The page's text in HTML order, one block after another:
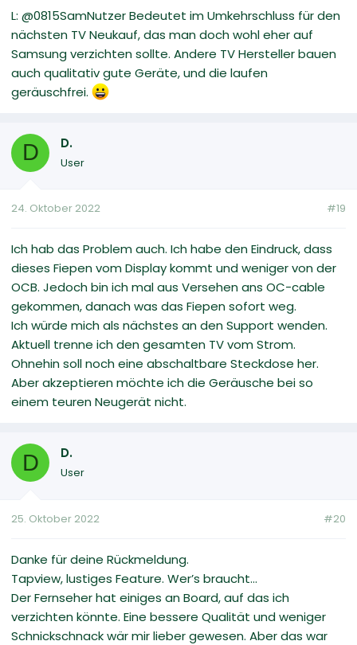
L: @0815SamNutzer Bedeutet im Umkehrschluss für den
nächsten TV Neukauf, das man doch wohl eher auf
Samsung verzichten sollte. Andere TV Hersteller bauen
auch qualitativ gute Geräte, und die laufen
geräuschfrei.
D D.
User
24. Oktober 2022 #19
Ich hab das Problem auch. Ich habe den Eindruck, dass
dieses Fiepen vom Display kommt und weniger von der
OCB. Jedoch bin ich mal aus Versehen ans OC-cable
gekommen, danach was das Fiepen sofort weg.
Ich würde mich als nächstes an den Support wenden.
Aktuell trenne ich den gesamten TV vom Strom.
Ohnehin soll noch eine abschaltbare Steckdose her.
Aber akzeptieren möchte ich die Geräusche bei so
einem teuren Neugerät nicht.
D D.
User
25. Oktober 2022 #20
Danke für deine Rückmeldung.
Tapview, lustiges Feature. Wer’s braucht…
Der Fernseher hat einiges an Board, auf das ich
verzichten könnte. Eine bessere Qualität und weniger
Schnickschnack wär mir lieber gewesen. Aber das war